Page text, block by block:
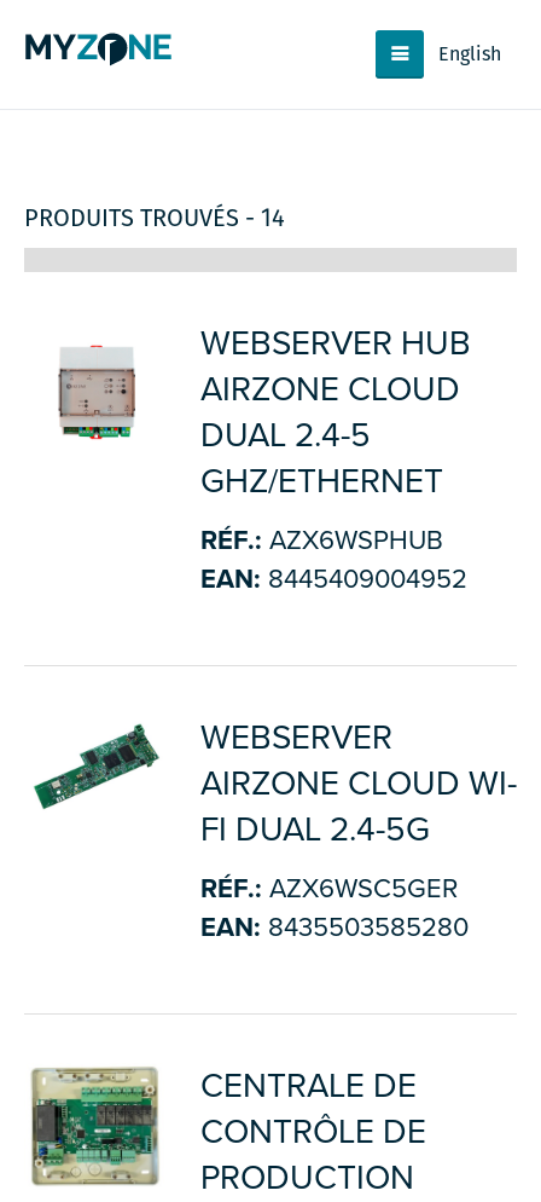
English
PRODUITS TROUVÉS - 14
WEBSERVER HUB
AIRZONE CLOUD
DUAL 2.4-5
GHZ/ETHERNET
RÉF.: AZX6WSPHUB
EAN: 8445409004952
WEBSERVER
AIRZONE CLOUD WI-
FI DUAL 2.4-5G
RÉF.: AZX6WSC5GER
EAN: 8435503585280
CENTRALE DE
CONTRÔLE DE
PRODUCTION